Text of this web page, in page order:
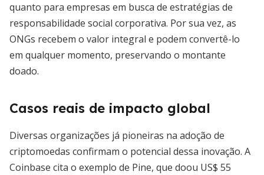
quanto para empresas em busca de estratégias de
responsabilidade social corporativa. Por sua vez, as
ONGs recebem o valor integral e podem convertê-lo
em qualquer momento, preservando o montante
doado.
Casos reais de impacto global
Diversas organizações já pioneiras na adoção de
criptomoedas confirmam o potencial dessa inovação. A
Coinbase cita o exemplo de Pine, que doou US$ 55